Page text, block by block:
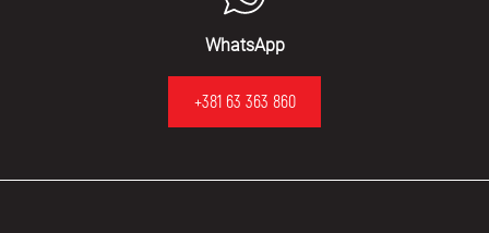
WhatsApp
+381 63 363 860